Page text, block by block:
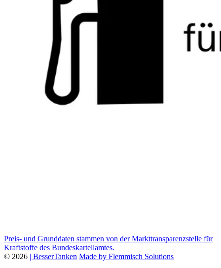
Preis- und Grunddaten stammen von der Markttransparenzstelle für
Kraftstoffe des Bundeskartellamtes.
© 2026 | BesserTanken Made by Flemmisch Solutions